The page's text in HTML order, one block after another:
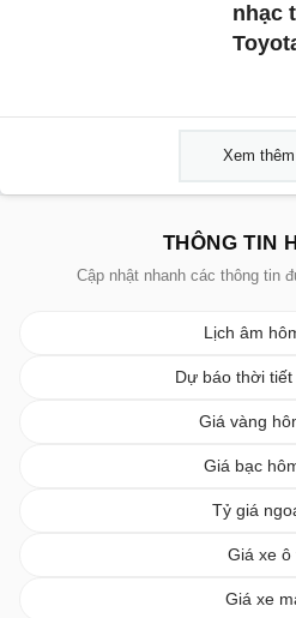
nhạc
Xem thêm
THÔNG TIN
Cập nhật nhanh các thông tin
Lịch âm
Dự báo thời
Giá vàng
Giá bạc
Tỷ giá
Giá xe ô
Giá xe